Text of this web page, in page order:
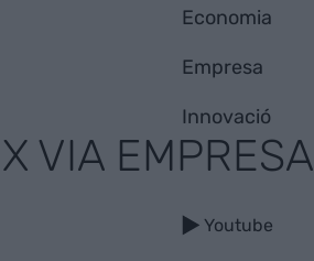
Economia
Empresa
Innovació
VIA EMPRESA
Youtube